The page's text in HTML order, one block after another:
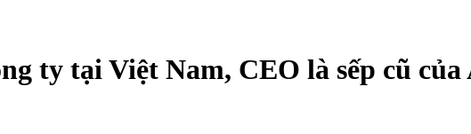
ty tại Việt Nam, CEO là sếp cũ